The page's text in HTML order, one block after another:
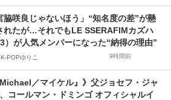
脇咲良じゃないほう」“知名度の差”が懸
れたが…それでもLE SSERAFIMカズハ
）が人気メンバーになった“納得の理由”
K-POPゆりこ 9時間前
Michael／マイケル』》父ジョセフ・ジャ
コールマン・ドミンゴ オフィシャルイ